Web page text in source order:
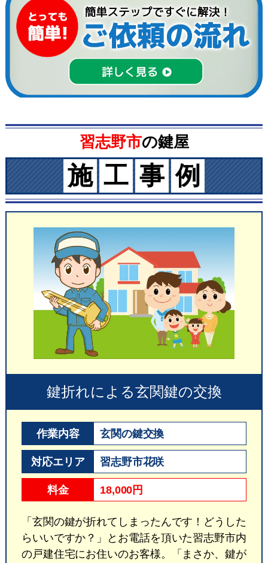
習志野市の鍵屋
施 工 事 例
鍵折れによる玄関鍵の交換
作業内容 玄関の鍵交換
対応エリア 習志野市花咲
料金 18,000円
「玄関の鍵が折れてしまったんです！どうした
らいいですか？」とお電話を頂いた習志野市内
の戸建住宅にお住いのお客様。「まさか、鍵が